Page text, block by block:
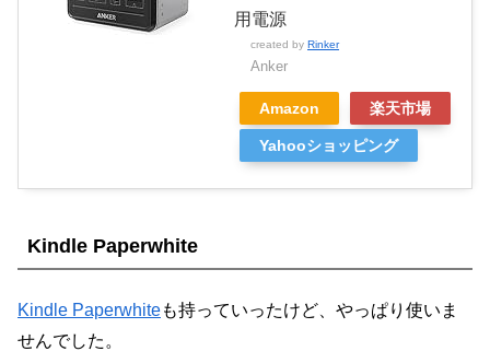
用電源
created by Rinker
Anker
Amazon 楽天市場
Yahooショッピング
Kindle Paperwhite
Kindle Paperwhiteも持っていったけど、やっぱり使いま
せんでした。